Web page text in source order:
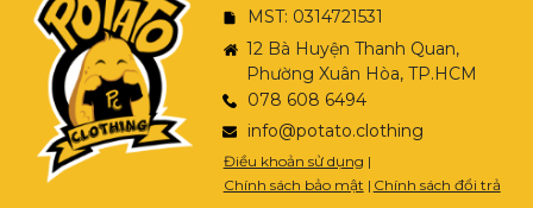
MST: 0314721531
12 Bà Huyện Thanh Quan,
Phường Xuân Hòa, TP.HCM
078 608 6494
info@potato.clothing
Điều khoản sử dụng |
Chính sách bảo mật | Chính sách đổi trả